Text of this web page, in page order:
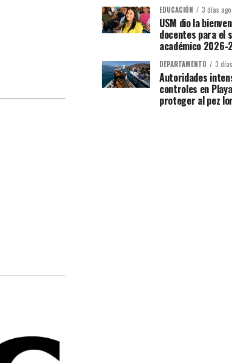
EDUCACIÓN 3 días ago
USM dio la
docentes para el
académico 2026-2
DEPARTAMENTO 3
Autoridades
controles en
proteger al pez